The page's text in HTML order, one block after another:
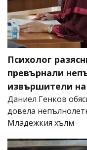
Психолог
превърнали
извършители
Даниел Генков
довела
Младежкия хълм